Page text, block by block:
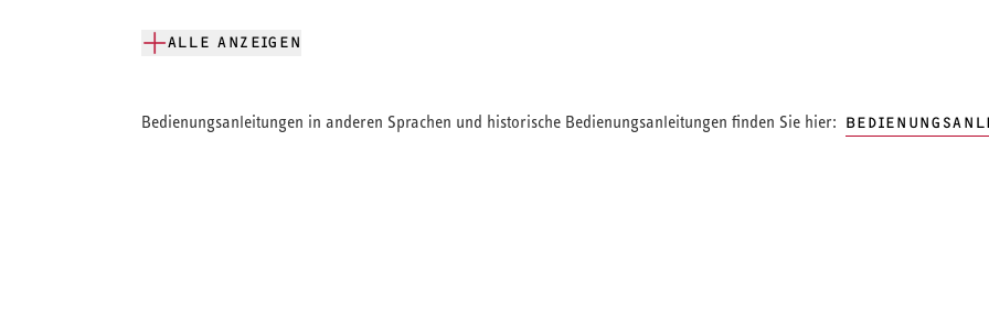
ALLE ANZEIGEN
Bedienungsanleitungen in anderen Sprachen und historische Bedienungsanleitungen finden Sie hier: